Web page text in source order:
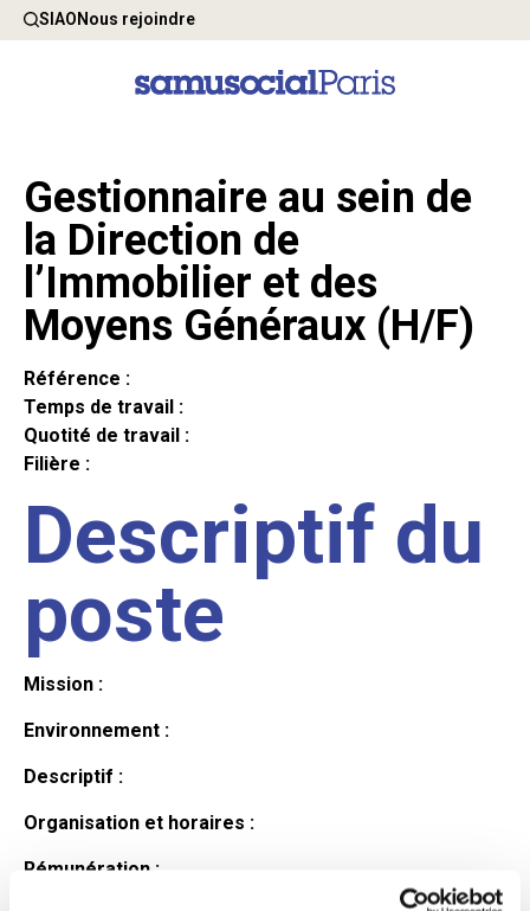
SIAONous rejoindre
Gestionnaire au sein de
la Direction de
l’Immobilier et des
Moyens Généraux (H/F)
Référence :
Temps de travail :
Quotité de travail :
Filière :
Descriptif du
poste
Mission :
Environnement :
Descriptif :
Organisation et horaires :
Rémunération :